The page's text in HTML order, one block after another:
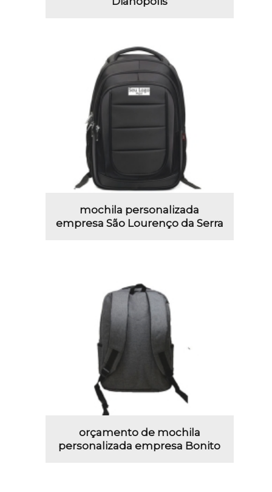
mochila personalizada
empresa São Lourenço da Serra
orçamento de mochila
personalizada empresa Bonito